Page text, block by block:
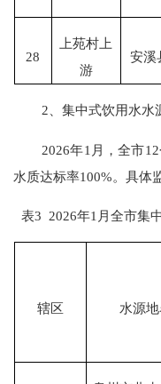
28
上苑村上
游
安溪
2、集中式饮用水水
2026年1 月，全市
水质达标率100%。具体
表3 2026年1 月全市集
辖区 水源